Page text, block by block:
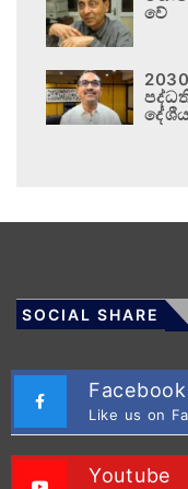
වේ
SOCIAL SHARE
Facebook
Like us on
Youtube